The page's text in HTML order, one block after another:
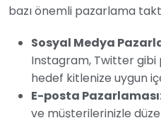
bazı önemli pazarlama
Sosyal Medya
Instagram, Twitter
hedef kitlenize uygun
E-posta
ve müşterilerinizle